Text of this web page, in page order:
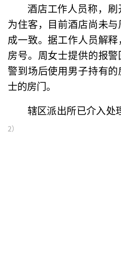
酒店工作人员称，
为住客，目前酒店尚未
成一致。据工作人员解
房号。周女士提供的报
警到场后使用男子持有
士的房门。
辖区派出所已介入处
2）